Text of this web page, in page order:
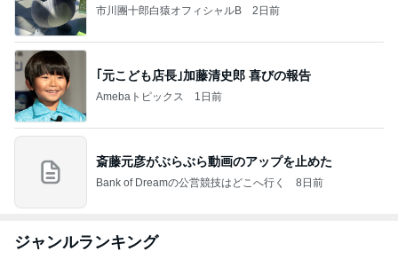
市川團十郎白猿オフィシャルB 2日前
｢元こども店長｣加藤清史郎 喜びの報告
Amebaトピックス 1日前
斎藤元彦がぶらぶら動画のアップを止めた
Bank of Dreamの公営競技はどこへ行く 8日前
ジャンルランキング